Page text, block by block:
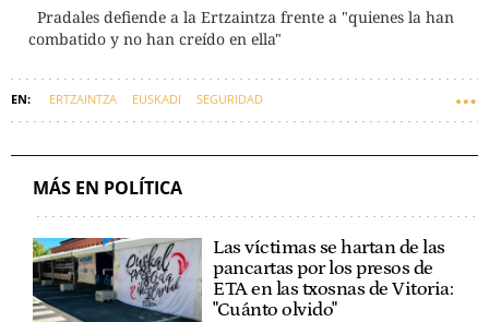
Pradales defiende a la Ertzaintza frente a "quienes la han
combatido y no han creído en ella"
ERTZAINTZA EUSKADI SEGURIDAD
MÁS EN POLÍTICA
Las víctimas se hartan de las
pancartas por los presos de
ETA en las txosnas de Vitoria:
"Cuánto olvido"